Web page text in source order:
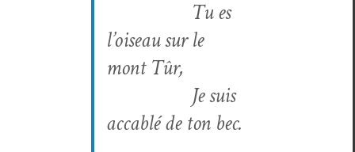
Tu es
l’oiseau sur le
mont Tûr,
Je suis
acca­blé de ton bec.